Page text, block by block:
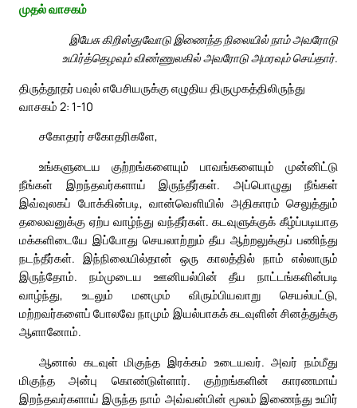
முதல் வாசகம்
இயேசு கிறிஸ்துவோடு இணைந்த நிலையில் நாம் அவரோடு
உயிர்த்தெழவும் விண்ணுலகில் அவரோடு அமரவும் செய்தார்.
திருத்தூதர் பவுல் எபேசியருக்கு எழுதிய திருமுகத்திலிருந்து
வாசகம் 2: 1-10
சகோதரர் சகோதரிகளே,
உங்களுடைய குற்றங்களையும் பாவங்களையும் முன்னிட்டு
நீங்கள் இறந்தவர்களாய் இருந்தீர்கள். அப்பொழுது நீங்கள்
இவ்வுலகப் போக்கின்படி, வான்வெளியில் அதிகாரம் செலுத்தும்
தலைவனுக்கு ஏற்ப வாழ்ந்து வந்தீர்கள். கடவுளுக்குக் கீழ்ப்படியாத
மக்களிடையே இப்போது செயலாற்றும் தீய ஆற்றலுக்குப் பணிந்து
நடந்தீர்கள். இந்நிலையில்தான் ஒரு காலத்தில் நாம் எல்லாரும்
இருந்தோம். நம்முடைய ஊனியல்பின் தீய நாட்டங்களின்படி
வாழ்ந்து, உடலும் மனமும் விரும்பியவாறு செயல்பட்டு,
மற்றவர்களைப் போலவே நாமும் இயல்பாகக் கடவுளின் சினத்துக்கு
ஆளானோம்.
ஆனால் கடவுள் மிகுந்த இரக்கம் உடையவர். அவர் நம்மீது
மிகுந்த அன்பு கொண்டுள்ளார். குற்றங்களின் காரணமாய்
இறந்தவர்களாய் இருந்த நாம் அவ்வன்பின் மூலம் இணைந்து உயிர்